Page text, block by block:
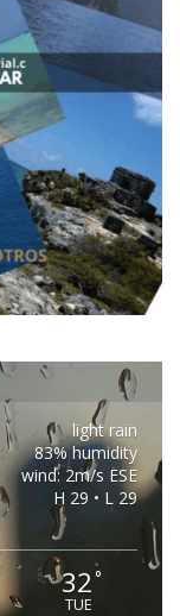
light rain
83% humidity
wind: 2m/s ESE
H 29 • L 29
32°
TUE